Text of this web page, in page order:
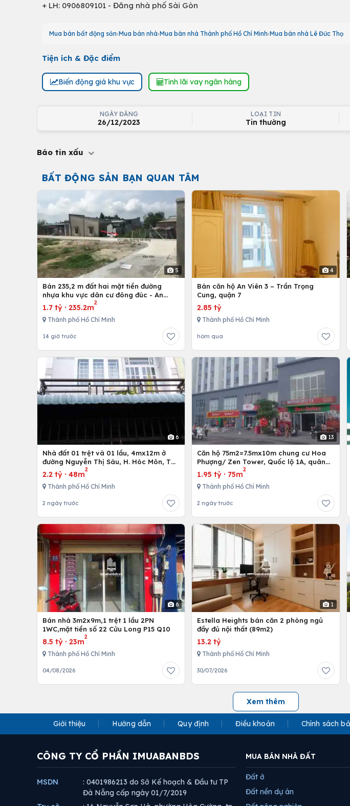
+ LH: 0906809101 - Đăng nhà phố Sài Gòn
Mua bán bất động sản Mua bán nhà Mua bán nhà Thành phố Hồ Chí Minh Mua bán nhà Lê Đức Thọ
Tiện ích & Đặc điểm
Biến động giá khu vực Tính lãi vay ngân hàng
NGÀY ĐĂNG
26/12/2023
LOẠI TIN
Tin thường
Báo tin xấu
BẤT ĐỘNG SẢN BẠN QUAN TÂM
5
Bán 235,2 m đất hai mặt tiền đường
nhựa khu vực dân cư đông đúc - An
nhứt-Long Điền - Bà Rịa
1.7 tỷ · 235.2m
2
Thành phố Hồ Chí Minh
14 giờ trước
4
Bán căn hộ An Viên 3 – Trần Trọng
Cung, quận 7
2.85 tỷ
Thành phố Hồ Chí Minh
hôm qua
6
Nhà đất 01 trệt và 01 lầu, 4mx12m ở
đường Nguyễn Thị Sáu, H. Hóc Môn, Tp.
Hồ Chí Minh
2.2 tỷ · 48m
2
Thành phố Hồ Chí Minh
2 ngày trước
13
Căn hộ 75m2=7.5mx10m chung cư Hoa
Phượng/ Zen Tower, Quốc lộ 1A, quân
12,Tp. Hồ Chí Minh, Việt Nam
1.95 tỷ · 75m
2
Thành phố Hồ Chí Minh
2 ngày trước
6
Bán nhà 3m2x9m,1 trệt 1 lầu 2PN
1WC,mặt tiền số 22 Cửu Long P15 Q10
8.5 tỷ · 23m
2
Thành phố Hồ Chí Minh
04/08/2026
1
Estella Heights bán căn 2 phòng ngủ
đầy đủ nội thất (89m2)
13.2 tỷ
Thành phố Hồ Chí Minh
30/07/2026
Xem thêm
Giới thiệu Hướng dẫn Quy định Điều khoản Chính sách
CÔNG TY CỔ PHẦN IMUABANBDS
MSDN
: 0401986213 do Sở Kế hoạch & Đầu tư TP
Đà Nẵng cấp ngày 01/7/2019
MUA BÁN NHÀ ĐẤT
Đất ở
Đất nền dự án